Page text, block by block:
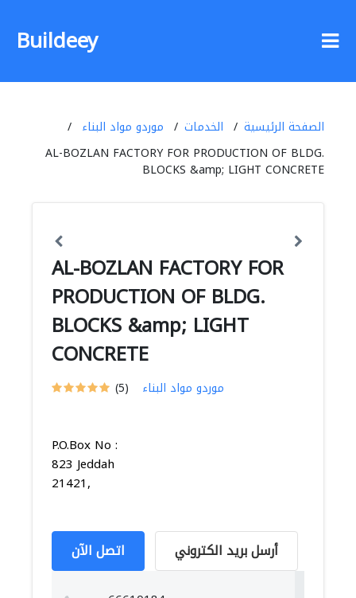
Buildeey
الصفحة الرئيسية الخدمات
موردو مواد البناء
AL-BOZLAN FACTORY FOR PRODUCTION OF BLDG.
BLOCKS &amp; LIGHT CONCRETE
AL-BOZLAN FACTORY FOR
PRODUCTION OF BLDG.
BLOCKS &amp; LIGHT
CONCRETE
(5) موردو مواد البناء
P.O.Box No :
823 Jeddah
21421,
اتصل الآن أرسل بريد الكتروني